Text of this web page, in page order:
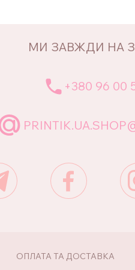
МИ ЗАВЖДИ НА
+380 96 00
ОПЛАТА ТА ДОСТАВКА